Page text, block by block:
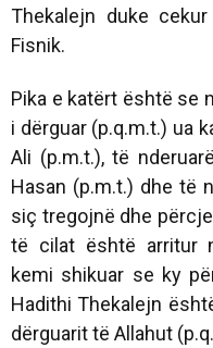
Thekalejn duke
Fisnik.
Pika e katërt është se
i dërguar (p.q.m.t.) ua
Ali (p.m.t.), të
Hasan (p.m.t.) dhe të
siç tregojnë dhe
të cilat është arritur
kemi shikuar se ky
Hadithi Thekalejn
dërguarit të Allahut